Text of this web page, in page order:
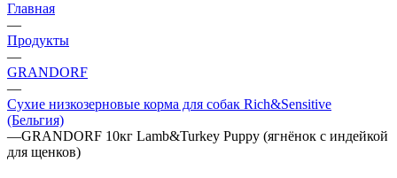
Главная
—
Продукты
—
GRANDORF
—
Сухие низкозерновые корма для собак Rich&Sensitive
(Бельгия)
—GRANDORF 10кг Lamb&Turkey Puppy (ягнёнок с индейкой
для щенков)